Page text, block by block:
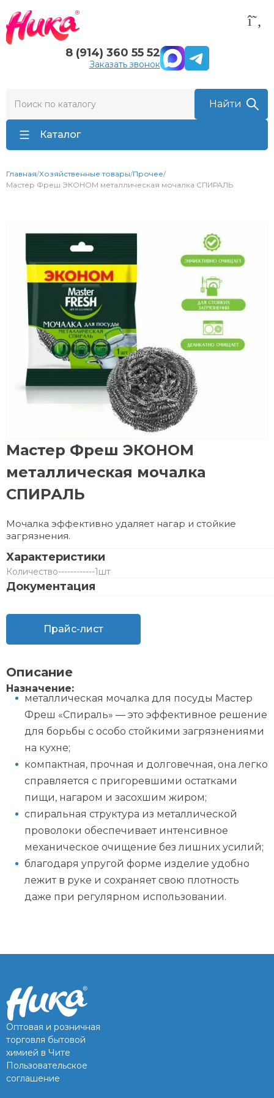
8 (914) 360 55 52
Заказать звонок
Каталог
Главная/Хозяйственные товары/Прочее/
Мастер Фреш ЭКОНОМ металлическая мочалка СПИРАЛЬ
Мастер Фреш ЭКОНОМ
металлическая мочалка
СПИРАЛЬ
Мочалка эффективно удаляет нагар и стойкие
загрязнения.
Характеристики
Количество------------1шт
Документация
Прайс-лист
Описание
Назначение:
металлическая мочалка для посуды Мастер
Фреш «Спираль» — это эффективное решение
для борьбы с особо стойкими загрязнениями
на кухне;
компактная, прочная и долговечная, она легко
справляется с пригоревшими остатками
пищи, нагаром и засохшим жиром;
спиральная структура из металлической
проволоки обеспечивает интенсивное
механическое очищение без лишних усилий;
благодаря упругой форме изделие удобно
лежит в руке и сохраняет свою плотность
даже при регулярном использовании.
Оптовая и розничная
торговля бытовой
химией в Чите
Пользовательское
соглашение